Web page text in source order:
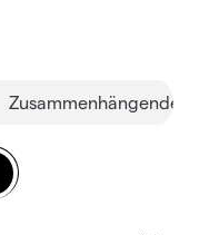
Zusammenhängende